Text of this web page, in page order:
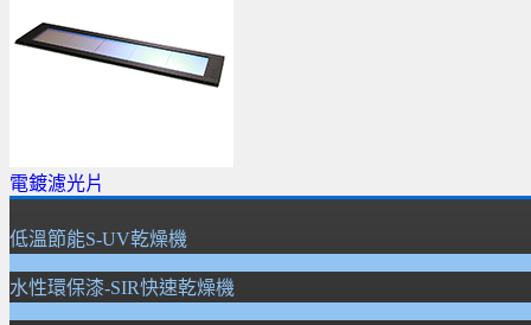
電鍍濾光片
低溫節能S-UV乾燥機
水性環保漆-SIR快速乾燥機